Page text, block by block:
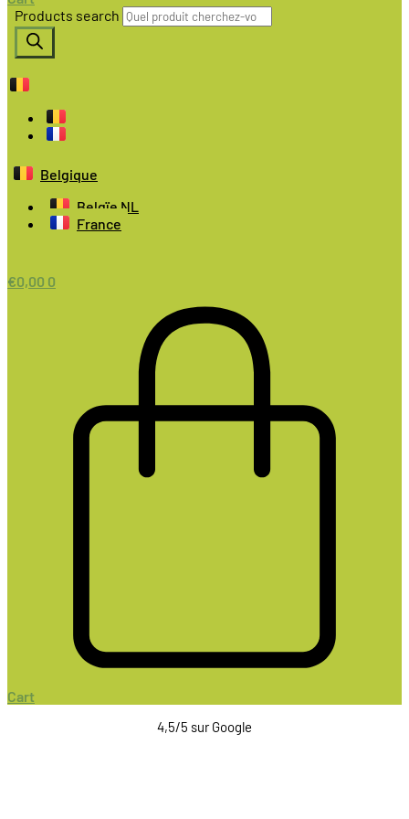
Products search
Belgique
Belgïe NL
France
€0,00 0
Cart
4,5/5 sur Google